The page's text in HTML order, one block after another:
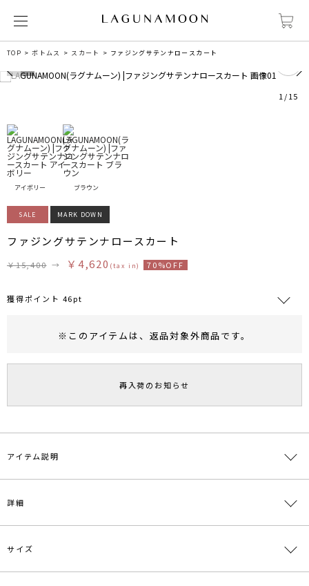
TOP ボトムス スカート ファジングサテンナロースカート
1 /15
アイボリー ブラウン
SALE MARK DOWN
ファジングサテンナロースカート
￥15,400 → ￥4,620 (tax in) 70%OFF
獲得ポイント 46pt
旧 MS PASSPORTポイント
46ポイント獲得
ポイントについて
※このアイテムは、 返品対象外商品です。
再入荷のお知らせ
アイテム説明
微起毛のサテンを使用したナロースカート。
左脇に並ぶくるみボタンがアクセントに。
■スタイリングポイント・おすすめ
・オーバーサイズのニットや厚手のニットはOUTして着るのが◎。
詳細
素材
サイズ